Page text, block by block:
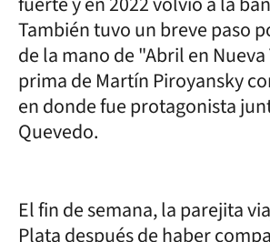
También tuvo un breve paso
de la mano de "Abril en
prima de Martín Piroyansky
en donde fue protagonista
Quevedo.
El fin de semana, la parejita
Plata después de haber